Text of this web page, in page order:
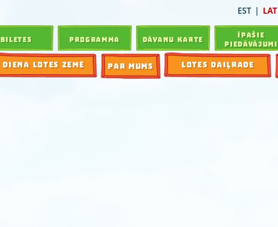
EST LAT
BILETES PROGRAMMA DĀVANU KARTE
ĪPAŠIE
PIEDĀVĀJUMI
DIENA LOTES ZEMĒ PAR MUMS LOTES DAIĻRADE